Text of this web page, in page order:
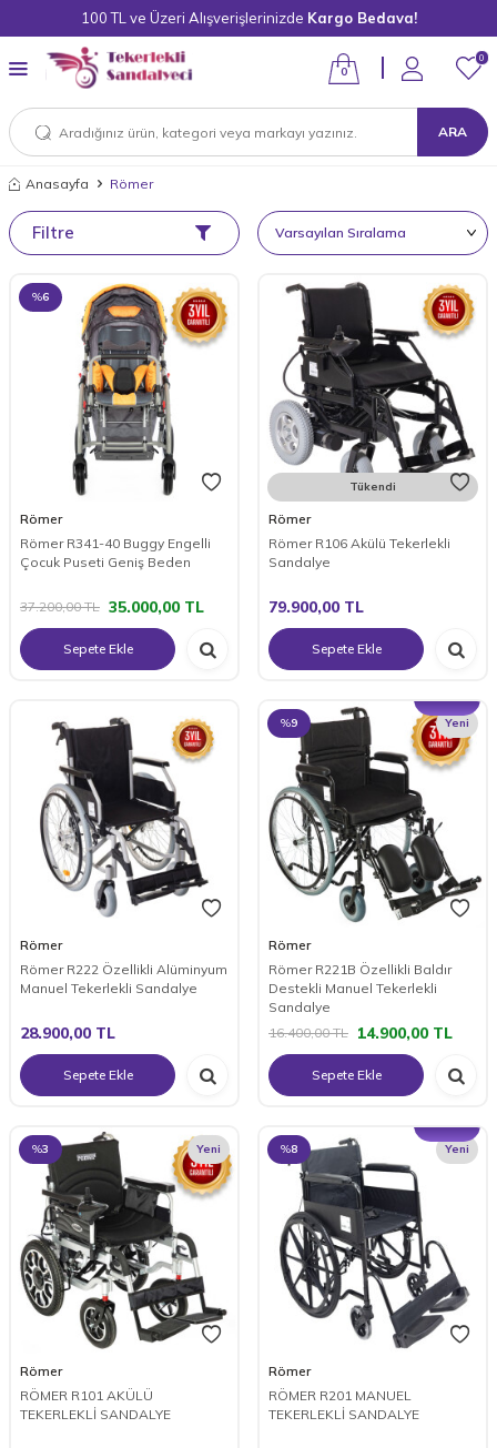
100 TL ve Üzeri Alışverişlerinizde Kargo Bedava!
ARA
0
0
Anasayfa Römer
Filtre
%6
Römer
Römer R341-40 Buggy Engelli
Çocuk Puseti Geniş Beden
37.200,00TL 35.000,00 TL
Sepete Ekle
Tükendi
Römer
Römer R106 Akülü Tekerlekli
Sandalye
79.900,00 TL
Sepete Ekle
Römer
Römer R222 Özellikli Alüminyum
Manuel Tekerlekli Sandalye
28.900,00 TL
Sepete Ekle
%9 Yeni
Römer
Römer R221B Özellikli Baldır
Destekli Manuel Tekerlekli
Sandalye
16.400,00TL 14.900,00 TL
Sepete Ekle
%3 Yeni
Römer
RÖMER R101 AKÜLÜ
TEKERLEKLİ SANDALYE
%8 Yeni
Römer
RÖMER R201 MANUEL
TEKERLEKLİ SANDALYE